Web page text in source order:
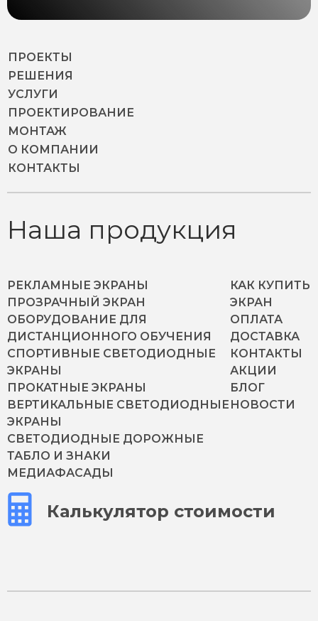
ПРОЕКТЫ
РЕШЕНИЯ
УСЛУГИ
ПРОЕКТИРОВАНИЕ
МОНТАЖ
О КОМПАНИИ
КОНТАКТЫ
Наша продукция
РЕКЛАМНЫЕ ЭКРАНЫ
ПРОЗРАЧНЫЙ ЭКРАН
ОБОРУДОВАНИЕ ДЛЯ
ДИСТАНЦИОННОГО ОБУЧЕНИЯ
СПОРТИВНЫЕ СВЕТОДИОДНЫЕ
ЭКРАНЫ
ПРОКАТНЫЕ ЭКРАНЫ
ВЕРТИКАЛЬНЫЕ СВЕТОДИОДНЫЕ
ЭКРАНЫ
СВЕТОДИОДНЫЕ ДОРОЖНЫЕ
ТАБЛО И ЗНАКИ
МЕДИАФАСАДЫ
КАК КУПИТЬ
ЭКРАН
ОПЛАТА
ДОСТАВКА
КОНТАКТЫ
АКЦИИ
БЛОГ
НОВОСТИ
Калькулятор стоимости